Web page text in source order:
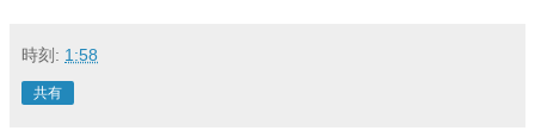
時刻: 1:58
共有